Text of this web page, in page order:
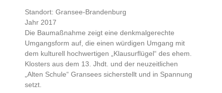
Standort: Gransee-Brandenburg
Jahr 2017
Die Baumaßnahme zeigt eine denkmalgerechte
Umgangsform auf, die einen würdigen Umgang mit
dem kulturell hochwertigen „Klausurflügel“ des ehem.
Klosters aus dem 13. Jhdt. und der neuzeitlichen
„Alten Schule“ Gransees sicherstellt und in Spannung
setzt.